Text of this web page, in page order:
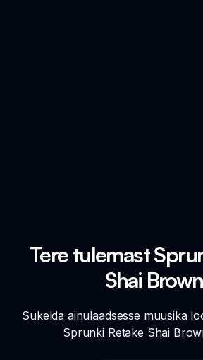
Tere tulemast
Shai
Sukelda ainulaadsesse muusika
Sprunki Retake Shai